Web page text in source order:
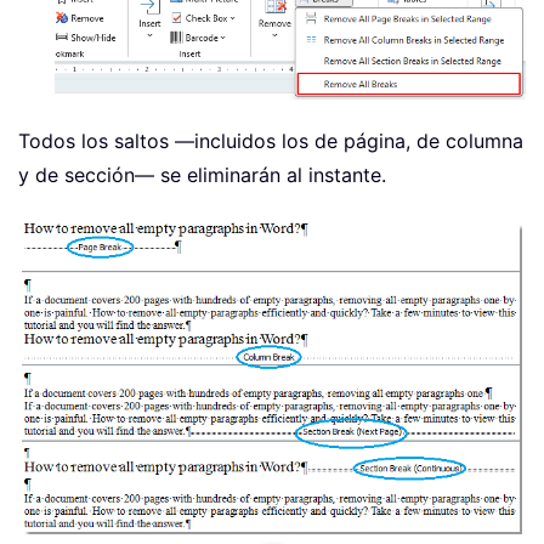
Todos los saltos —incluidos los de página, de columna
y de sección— se eliminarán al instante.